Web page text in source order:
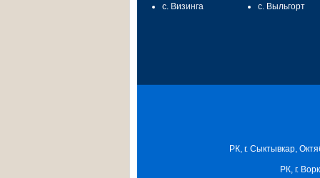
с. Визинга
с. Выльгорт
РК, г. Сыктывкар,
РК, г.